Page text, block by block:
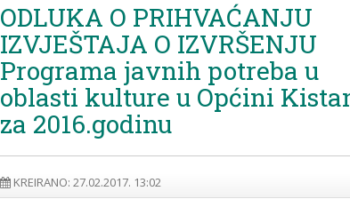
ODLUKA O PRIHVAĆANJU
IZVJEŠTAJA O IZVRŠENJU
Programa javnih potreba u
oblasti kulture u Općini
za 2016.godinu
KREIRANO: 27.02.2017. 13:02